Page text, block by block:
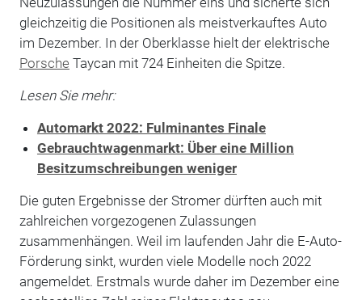
gleichzeitig die Positionen als meistverkauftes Auto
im Dezember. In der Oberklasse hielt der elektrische
Porsche Taycan mit 724 Einheiten die Spitze.
Lesen Sie mehr:
Automarkt 2022: Fulminantes Finale
Gebrauchtwagenmarkt: Über eine Million
Besitzumschreibungen weniger
Die guten Ergebnisse der Stromer dürften auch mit
zahlreichen vorgezogenen Zulassungen
zusammenhängen. Weil im laufenden Jahr die E-Auto-
Förderung sinkt, wurden viele Modelle noch 2022
angemeldet. Erstmals wurde daher im Dezember eine